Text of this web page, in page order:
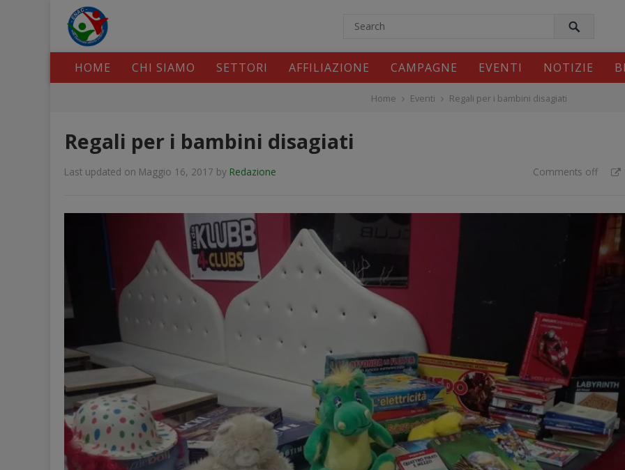
HOME CHI SIAMO SETTORI AFFILIAZIONE CAMPAGNE EVENTI NOTIZIE
Home Eventi Regali per i bambini disagiati
Regali per i bambini disagiati
Last updated on Maggio 16, 2017 by Redazione Comments off